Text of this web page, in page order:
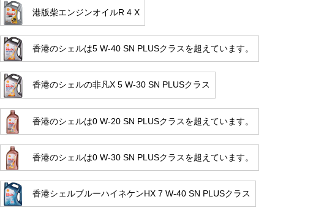
港版柴エンジンオイルR 4 X
香港のシェルは5 W-40 SN PLUSクラスを超えています。
香港のシェルの非凡X 5 W-30 SN PLUSクラス
香港のシェルは0 W-20 SN PLUSクラスを超えています。
香港のシェルは0 W-30 SN PLUSクラスを超えています。
香港シェルブルーハイネケンHX 7 W-40 SN PLUSクラス